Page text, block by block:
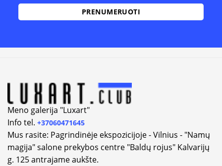
Meno galerija "Luxart"
Info tel. +37060471645
Mus rasite: Pagrindinėje ekspozicijoje - Vilnius - "Namų
magija" salone prekybos centre "Baldų rojus" Kalvarijų
g. 125 antrajame aukšte.